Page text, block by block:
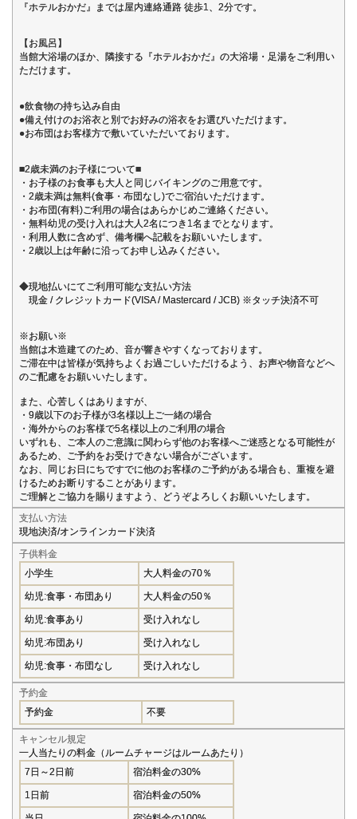
『ホテルおかだ』までは屋内連絡通路 徒歩1、2分です。
【お風呂】
当館大浴場のほか、隣接する『ホテルおかだ』の大浴場・足湯をご利用い
ただけます。
●飲食物の持ち込み自由
●備え付けのお浴衣と別でお好みの浴衣をお選びいただけます。
●お布団はお客様方で敷いていただいております。
■2歳未満のお子様について■
・お子様のお食事も大人と同じバイキングのご用意です。
・2歳未満は無料(食事・布団なし)でご宿泊いただけます。
・お布団(有料)ご利用の場合はあらかじめご連絡ください。
・無料幼児の受け入れは大人2名につき1名までとなります。
・利用人数に含めず、備考欄へ記載をお願いいたします。
・2歳以上は年齢に沿ってお申し込みください。
◆現地払いにてご利用可能な支払い方法
現金 / クレジットカード(VISA / Mastercard / JCB) ※タッチ決済不可
※お願い※
当館は木造建てのため、音が響きやすくなっております。
ご滞在中は皆様が気持ちよくお過ごしいただけるよう、お声や物音などへ
のご配慮をお願いいたします。
また、心苦しくはありますが、
・9歳以下のお子様が3名様以上ご一緒の場合
・海外からのお客様で5名様以上のご利用の場合
いずれも、ご本人のご意識に関わらず他のお客様へご迷惑となる可能性が
あるため、ご予約をお受けできない場合がございます。
なお、同じお日にちですでに他のお客様のご予約がある場合も、重複を避
けるためお断りすることがあります。
ご理解とご協力を賜りますよう、どうぞよろしくお願いいたします。
支払い方法
現地決済/オンラインカード決済
子供料金
小学生
大人料金の70％
幼児:食事・布団あり 大人料金の50％
幼児:食事あり 受け入れなし
幼児:布団あり 受け入れなし
幼児:食事・布団なし 受け入れなし
予約金
予約金
不要
キャンセル規定
一人当たりの料金（ルームチャージはルームあたり）
7日～2日前
宿泊料金の30%
1日前 宿泊料金の50%